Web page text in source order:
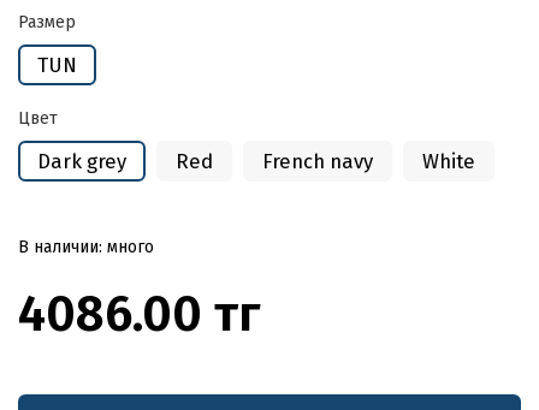
Размер
TUN
Цвет
Dark grey Red French navy White
В наличии: много
4086.00 тг